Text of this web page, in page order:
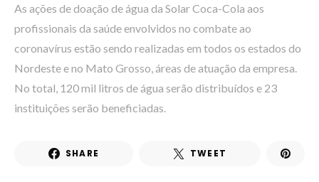
As ações de doação de água da Solar Coca-Cola aos
profissionais da saúde envolvidos no combate ao
coronavírus estão sendo realizadas em todos os estados do
Nordeste e no Mato Grosso, áreas de atuação da empresa.
No total, 120 mil litros de água serão distribuídos e 23
instituições serão beneficiadas.
SHARE TWEET